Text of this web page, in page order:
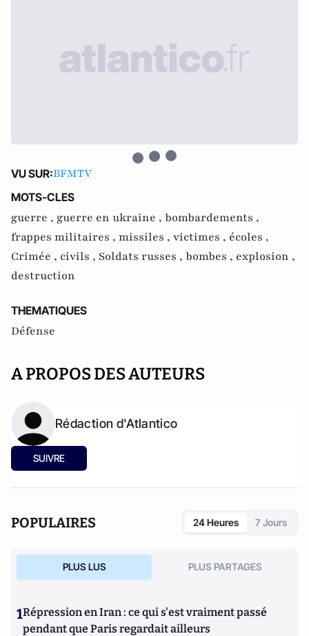
VU SUR:BFMTV
MOTS-CLES
guerre , guerre en ukraine , bombardements ,
frappes militaires , missiles , victimes , écoles ,
Crimée , civils , Soldats russes , bombes , explosion ,
destruction
THEMATIQUES
Défense
A PROPOS DES AUTEURS
Rédaction d'Atlantico
SUIVRE
POPULAIRES 24 Heures 7 Jours
PLUS LUS PLUS PARTAGES
1Répression en Iran : ce qui s'est vraiment passé
pendant que Paris regardait ailleurs